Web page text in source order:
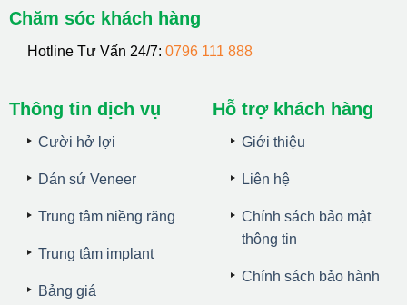
Chăm sóc khách hàng
Hotline Tư Vấn 24/7: 0796 111 888
Thông tin dịch vụ
Cười hở lợi
Dán sứ Veneer
Trung tâm niềng răng
Trung tâm implant
Bảng giá
Hỗ trợ khách hàng
Giới thiệu
Liên hệ
Chính sách bảo mật
thông tin
Chính sách bảo hành